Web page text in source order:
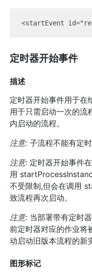
定时器开始事件
描述
定时器开始事件用于在
用于只需启动一次的流
内启动的流程。
注意: 子流程不能有定时
注意: 定时器开始事件
用
不受限制,但会在调用
致流程再次启动。
注意: 当部署带有定时
前定时器对应的作业将
动启动旧版本流程的新
图形标记